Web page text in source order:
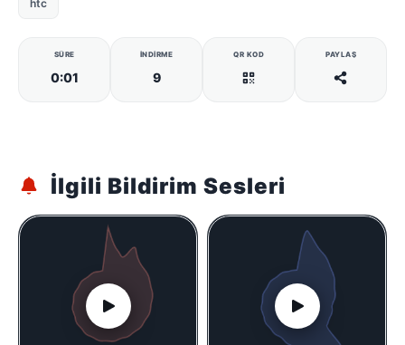
htc
SÜRE
0:01
İNDIRME
9
QR KOD PAYLAŞ
İlgili Bildirim Sesleri